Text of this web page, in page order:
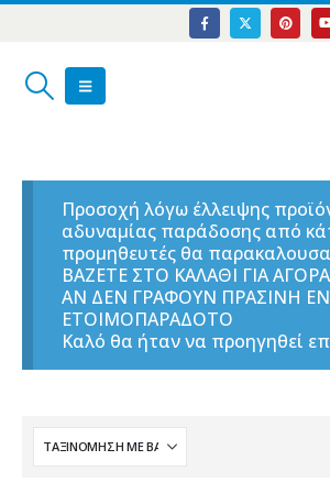
Προσοχή λόγω έλλειψης
αδυναμίας παράδοσης από
προμηθευτές θα
ΒΑΖΕΤΕ ΣΤΟ ΚΑΛΑΘΙ ΓΙΑ
ΑΝ ΔΕΝ ΓΡΑΦΟΥΝ ΠΡΑΣΙΝΗ
ΕΤΟΙΜΟΠΑΡΑΔΟΤΟ
Καλό θα ήταν να προηγηθεί